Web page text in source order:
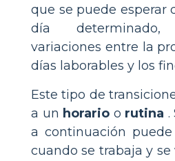
que se puede esperar
día
variaciones entre la
días laborables y los
Este tipo de
a un horario o rutina .
a continuación
cuando se trabaja y